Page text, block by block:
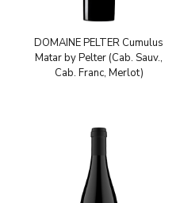
DOMAINE PELTER Cumulus
Matar by Pelter (Cab. Sauv.,
Cab. Franc, Merlot)